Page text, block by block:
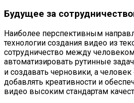
Будущее за
Наиболее перспективным
технологии создания видео из
сотрудничество между
автоматизировать рутинные
и создавать черновики‚ а
добавлять креативности и
видео высоким стандартам